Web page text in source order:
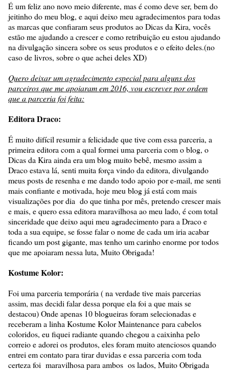
É um feliz ano novo meio diferente, mas é como deve ser, bem do
jeitinho do meu blog, e aqui deixo meu agradecimentos para todas
as marcas que confiaram seus produtos ao Dicas da Kira, vocês
estão me ajudando a crescer e como retribuição eu estou ajudando
na divulgação sincera sobre os seus produtos e o efeito deles.(no
caso de livros, sobre o que achei deles XD)
Quero deixar um agradecimento especial para alguns dos
parceiros que me apoiaram em 2016, vou escrever por ordem
que a parceria foi feita:
Editora Draco:
É muito difícil resumir a felicidade que tive com essa parceria, a
primeira editora com a qual formei uma parceria com o blog, o
Dicas da Kira ainda era um blog muito bebê, mesmo assim a
Draco estava lá, senti muita força vindo da editora, divulgando
meus posts de resenha e me dando todo apoio por e-mail, me senti
mais confiante e motivada, hoje meu blog já está com mais
visualizações por dia do que tinha por mês, pretendo crescer mais
e mais, e quero essa editora maravilhosa ao meu lado, é com total
sinceridade que deixo aqui meu agradecimento para a Draco e
toda a sua equipe, se fosse falar o nome de cada um iria acabar
ficando um post gigante, mas tenho um carinho enorme por todos
que me apoiaram nessa luta, Muito Obrigada!
Kostume Kolor:
Foi uma parceria temporária ( na verdade tive mais parcerias
assim, mas decidi falar dessa porque ela foi a que mais se
destacou) Onde apenas 10 blogueiras foram selecionadas e
receberam a linha Kostume Kolor Maintenance para cabelos
coloridos, eu fiquei radiante quando chegou a caixinha pelo
correio e adorei os produtos, eles foram muito atenciosos quando
entrei em contato para tirar duvidas e essa parceria com toda
certeza foi maravilhosa para ambos os lados, Muito Obrigada